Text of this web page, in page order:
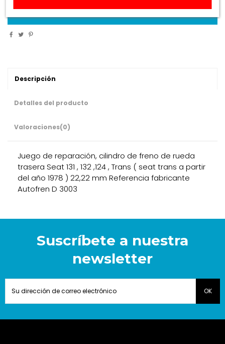
Descripción
Detalles del producto
Valoraciones(0)
Juego de reparación, cilindro de freno de rueda
trasera Seat 131 , 132 ,124 , Trans ( seat trans a partir
del año 1978 ) 22,22 mm Referencia fabricante
Autofren D 3003
Suscríbete a nuestra
newsletter